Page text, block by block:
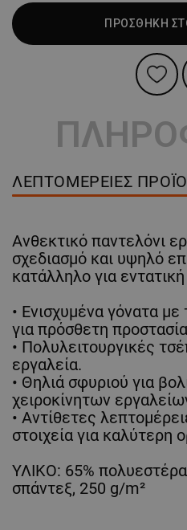
ΠΡΟΣΘΗΚΗ
ΛΕΠΤΟΜΈΡΕΙΕΣ
Ανθεκτικό παντελόνι
σχεδιασμό και υψηλό
κατάλληλο για
• Ενισχυμένα γόνατα
για πρόσθετη
• Πολυλειτουργικές
εργαλεία.
• Θηλιά σφυριού για
χειροκίνητων
• Αντίθετες
στοιχεία για καλύτερη
ΥΛΙΚΟ: 65%
σπάντεξ, 250 g/m²